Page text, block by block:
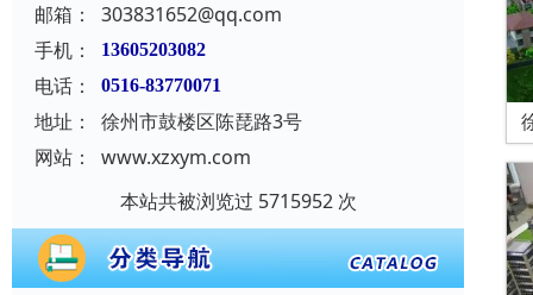
邮箱：
303831652@qq.com
手机：
13605203082
电话： 0516-83770071
地址：
徐州市鼓楼区陈琵路3号
网站：
www.xzxym.com
本站共被浏览过 5715952 次